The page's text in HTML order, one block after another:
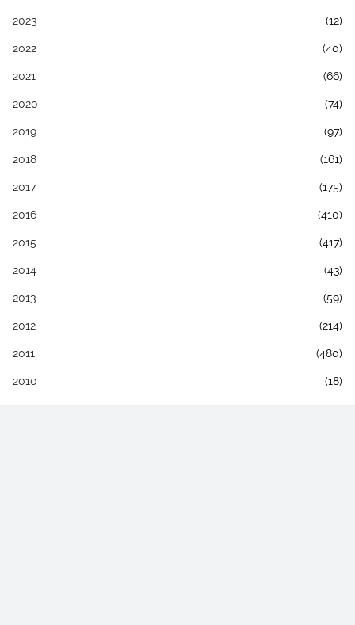
2023 (12)
2022 (40)
2021 (66)
2020 (74)
2019 (97)
2018 (161)
2017 (175)
2016 (410)
2015 (417)
2014 (43)
2013 (59)
2012 (214)
2011 (480)
2010 (18)